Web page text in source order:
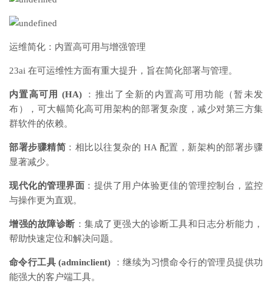
运维简化：内置高可用与增强管理
23ai 在可运维性方面有重大提升，旨在简化部署与管理。
内置高可用 (HA) ：推出了全新的内置高可用功能（暂未发
布），可大幅简化高可用架构的部署复杂度，减少对第三方集
群软件的依赖。
部署步骤精简 ：相比以往复杂的 HA 配置，新架构的部署步骤
显著减少。
现代化的管理界面 ：提供了用户体验更佳的管理控制台，监控
与操作更为直观。
增强的故障诊断 ：集成了更强大的诊断工具和日志分析能力，
帮助快速定位和解决问题。
命令行工具 (adminclient) ：继续为习惯命令行的管理员提供功
能强大的客户端工具。